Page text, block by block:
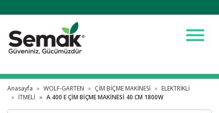
menu
Anasayfa WOLF-GARTEN ÇİM BİÇME MAKİNESİ
ELEKTRİKLİ
İTMELİ
A 400 E ÇİM BİÇME MAKİNESİ 40 CM 1800W